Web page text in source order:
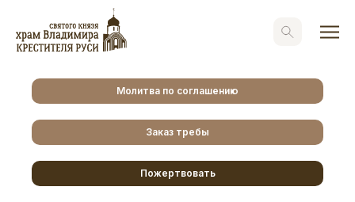
Молитва по соглашению
Заказ требы
Пожертвовать